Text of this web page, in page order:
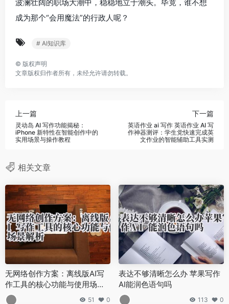
波澜壮阔的职场大潮中，稳稳地立于潮头。毕竟，谁不想
成为那个“会用魔法”的行政人呢？
# AI知识库
© 版权声明
文章版权归作者所有，未经允许请勿转载。
上一篇
灵动岛 AI 写作功能揭秘：
iPhone 新特性在智能创作中的
实用场景与操作教程
下一篇
英语作业 ai 写作 英语作业 AI 写
作神器测评：学生党快速完成英
文作业的智能辅助工具实测
相关文章
无网络创作方案：离线版AI写
作工具的核心功能与使用场景
解析
51 0
表达不够清晰怎么办 苹果写作
AI能润色语句吗
113 0